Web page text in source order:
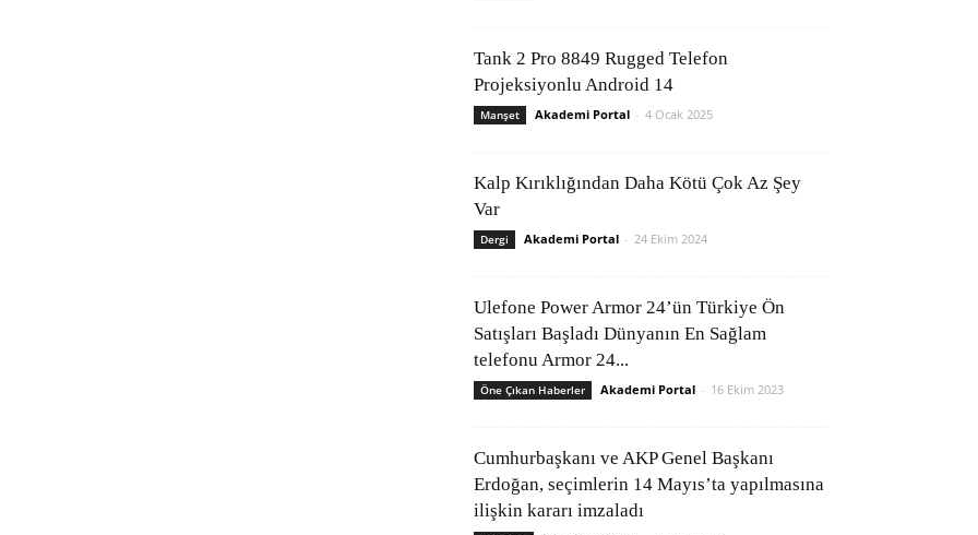
Tank 2 Pro 8849 Rugged Telefon
Projeksiyonlu Android 14
Manşet Akademi Portal - 4 Ocak 2025
Kalp Kırıklığından Daha Kötü Çok Az Şey
Var
Dergi Akademi Portal - 24 Ekim 2024
Ulefone Power Armor 24’ün Türkiye Ön
Satışları Başladı Dünyanın En Sağlam
telefonu Armor 24...
Öne Çıkan Haberler Akademi Portal - 16 Ekim 2023
Cumhurbaşkanı ve AKP Genel Başkanı
Erdoğan, seçimlerin 14 Mayıs’ta yapılmasına
ilişkin kararı imzaladı